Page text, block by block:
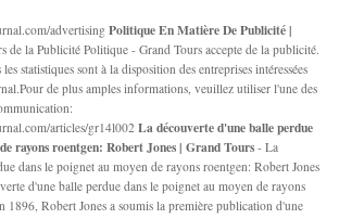
advertisingPolitique En Matière De Publicité |
de la Publicité Politique - Grand Tours accepte de la publicité.
statistiques sont à la disposition des entreprises intéressées
de plus amples informations, veuillez utiliser l'une des
articles/gr14l002La découverte d'une balle perdue
rayons roentgen: Robert Jones | Grand Tours - La
dans le poignet au moyen de rayons roentgen: Robert Jones
d'une balle perdue dans le poignet au moyen de rayons
1896, Robert Jones a soumis la première publication d'une